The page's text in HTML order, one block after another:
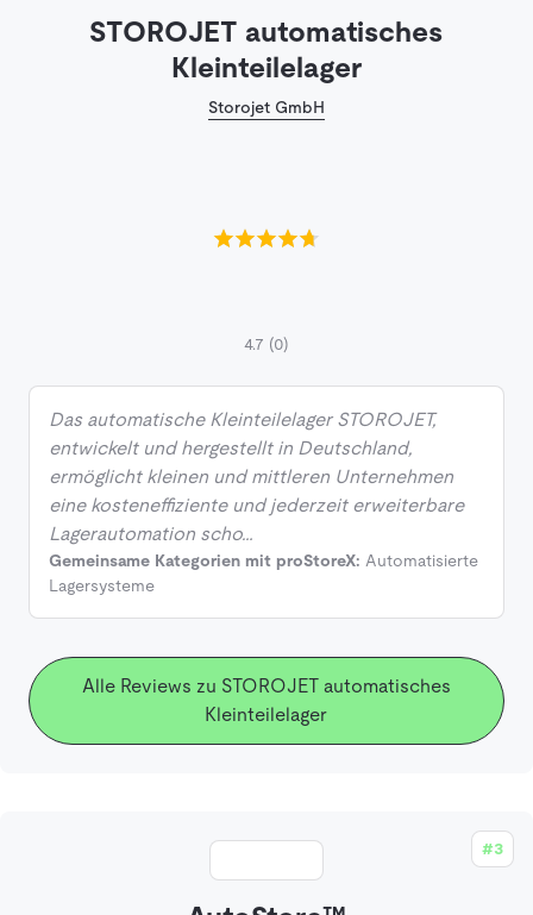
STOROJET automatisches
Kleinteilelager
Storojet GmbH
4.7 (0)
Das automatische Kleinteilelager STOROJET,
entwickelt und hergestellt in Deutschland,
ermöglicht kleinen und mittleren Unternehmen
eine kosteneffiziente und jederzeit erweiterbare
Lagerautomation scho…
Gemeinsame Kategorien mit proStoreX: Automatisierte
Lagersysteme
Alle Reviews zu STOROJET automatisches
Kleinteilelager
#3